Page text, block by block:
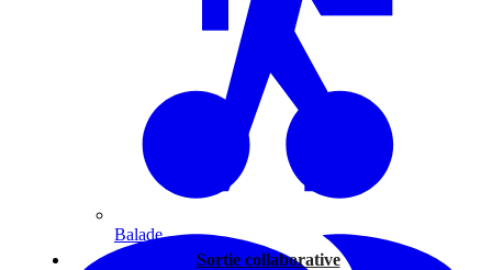
Balade
Sortie collaborative